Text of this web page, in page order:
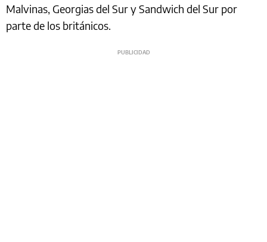
Malvinas, Georgias del Sur y Sandwich del Sur por
parte de los británicos.